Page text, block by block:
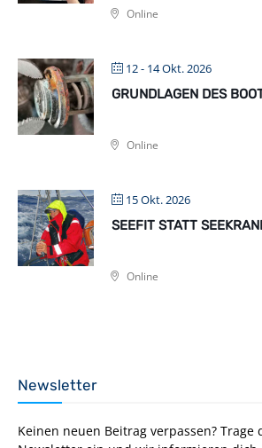
Online
12 - 14 Okt. 2026
GRUNDLAGEN DES
Online
15 Okt. 2026
SEEFIT STATT
Online
Newsletter
Keinen neuen Beitrag verpassen?